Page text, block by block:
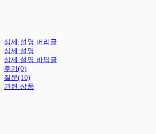
상세 설명 머리글
상세 설명
상세 설명 바닥글
후기(0)
질문(10)
관련 상품